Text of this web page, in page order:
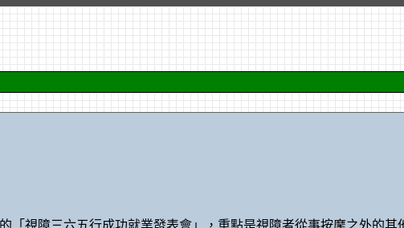
「視障三六五行成功就業發表會」，重點是視障者從事按摩之外的其